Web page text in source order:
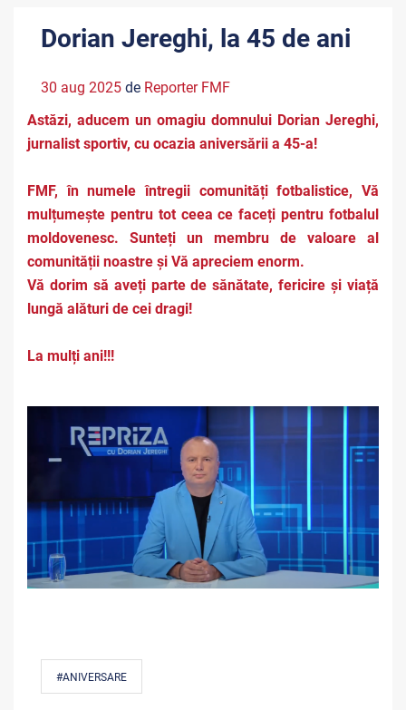
Dorian Jereghi, la 45 de ani
30 aug 2025 de Reporter FMF
Astăzi, aducem un omagiu domnului Dorian Jereghi,
jurnalist sportiv, cu ocazia aniversării a 45-a!
FMF, în numele întregii comunități fotbalistice, Vă
mulțumește pentru tot ceea ce faceți pentru fotbalul
moldovenesc. Sunteți un membru de valoare al
comunității noastre și Vă apreciem enorm.
Vă dorim să aveți parte de sănătate, fericire și viață
lungă alături de cei dragi!
La mulți ani!!!
#ANIVERSARE